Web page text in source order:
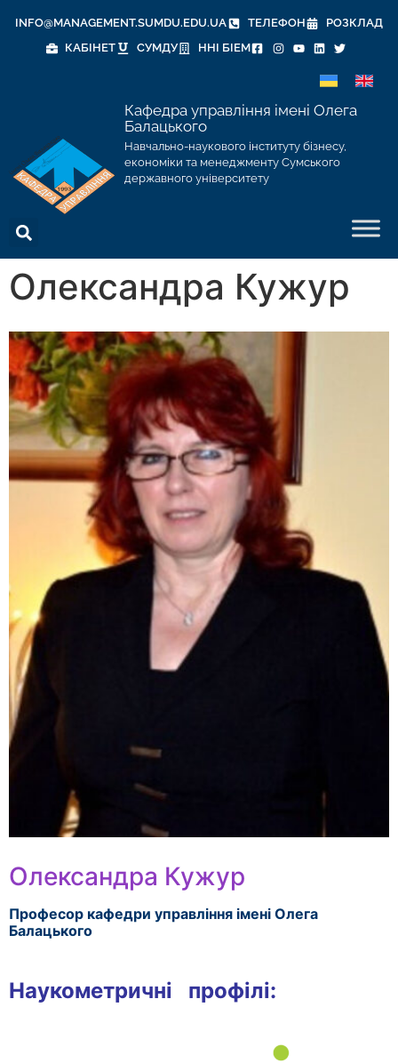
INFO@MANAGEMENT.SUMDU.EDU.UA ТЕЛЕФОН
РОЗКЛАД
КАБІНЕТ
СУМДУ ННІ БІЕМ
Кафедра управління імені Олега
Балацького
Навчально-наукового інституту бізнесу,
економіки та менеджменту Сумського
державного університету
Олександра Кужур
Олександра Кужур
Професор кафедри управління імені Олега
Балацького
Наукометричні профілі: